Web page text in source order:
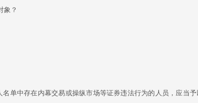
象？
单中存在内幕交易或操纵市场等证券违法行为的人员，应当予